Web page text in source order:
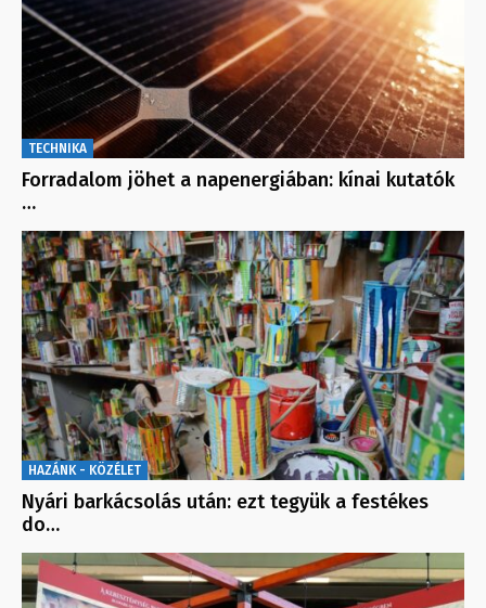
TECHNIKA
Forradalom jöhet a napenergiában: kínai kutatók
…
HAZÁNK - KÖZÉLET
Nyári barkácsolás után: ezt tegyük a festékes
do…